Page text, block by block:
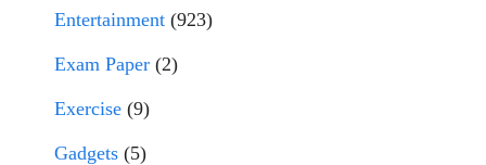
Entertainment (923)
Exam Paper (2)
Exercise (9)
Gadgets (5)